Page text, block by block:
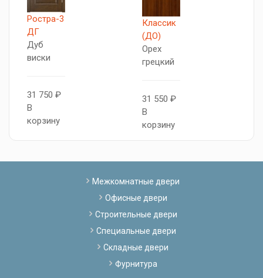
Ростра-3
ДГ
Дуб
виски
31 750 ₽
В
корзину
Классик
(ДО)
Орех
грецкий
31 550 ₽
В
корзину
Межкомнатные двери
Офисные двери
Строительные двери
Специальные двери
Складные двери
Фурнитура